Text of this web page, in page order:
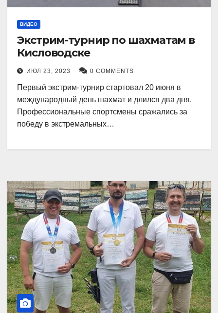
ВИДЕО
Экстрим-турнир по шахматам в
Кисловодске
ИЮЛ 23, 2023 0 COMMENTS
Первый экстрим-турнир стартовал 20 июня в
международный день шахмат и длился два дня.
Профессиональные спортсмены сражались за
победу в экстремальных…